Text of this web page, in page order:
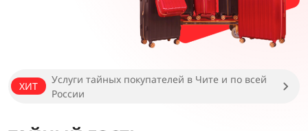
ХИТ
Услуги тайных покупателей в Чите и по всей
России